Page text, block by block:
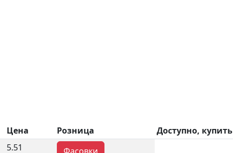
Цена Розница Доступно, купить
5.51